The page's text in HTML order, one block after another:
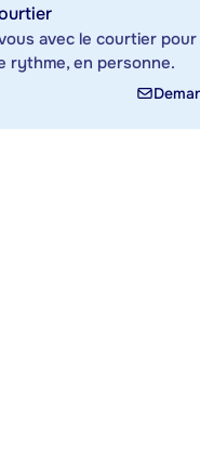
avec le courtier
rythme, en personne.